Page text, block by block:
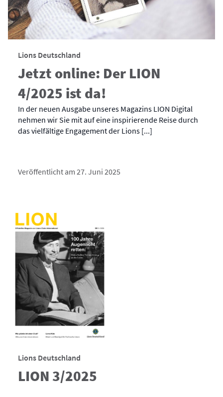
Lions Deutschland
Jetzt online: Der LION
4/2025 ist da!
In der neuen Ausgabe unseres Magazins LION Digital
nehmen wir Sie mit auf eine inspirierende Reise durch
das vielfältige Engagement der Lions [...]
Veröffentlicht am 27. Juni 2025
Lions Deutschland
LION 3/2025